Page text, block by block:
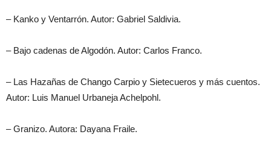
– Kanko y Ventarrón. Autor: Gabriel Saldivia.
– Bajo cadenas de Algodón. Autor: Carlos Franco.
– Las Hazañas de Chango Carpio y Sietecueros y más cuentos.
Autor: Luis Manuel Urbaneja Achelpohl.
– Granizo. Autora: Dayana Fraile.